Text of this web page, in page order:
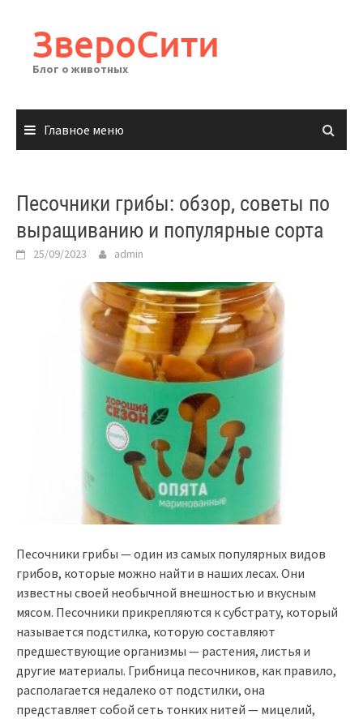
содержимому
ЗвероСити
Блог о животных
Главное меню
Песочники грибы: обзор, советы по
выращиванию и популярные сорта
25/09/2023 admin
Песочники грибы — один из самых популярных видов
грибов, которые можно найти в наших лесах. Они
известны своей необычной внешностью и вкусным
мясом. Песочники прикрепляются к субстрату, который
называется подстилка, которую составляют
предшествующие организмы — растения, листья и
другие материалы. Грибница песочников, как правило,
располагается недалеко от подстилки, она
представляет собой сеть тонких нитей — мицелий,